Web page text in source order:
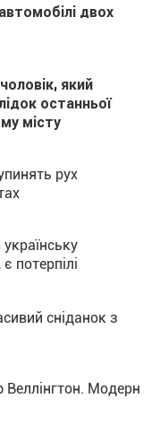
двох
який
останньої
місту
рух
потерпілі
сніданок з
Веллінгтон. Модерн